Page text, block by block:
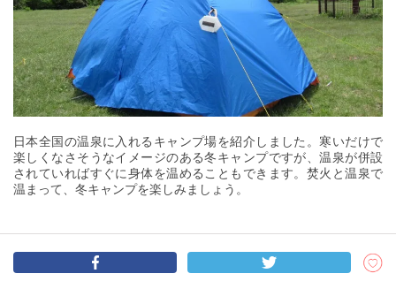
日本全国の温泉に入れるキャンプ場を紹介しました。寒いだけで
楽しくなさそうなイメージのある冬キャンプですが、温泉が併設
されていればすぐに身体を温めることもできます。焚火と温泉で
温まって、冬キャンプを楽しみましょう。